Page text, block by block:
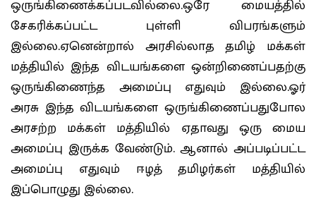
ஒருங்கிணைக்கப்படவில்லை.ஒரே மையத்தில்
சேகரிக்கப்பட்ட புள்ளி விபரங்களும்
இல்லை.ஏனென்றால் அரசில்லாத தமிழ் மக்கள்
மத்தியில் இந்த விடயங்களை ஒன்றிணைப்பதற்கு
ஒருங்கிணைந்த அமைப்பு எதுவும் இல்லை.ஓர்
அரசு இந்த விடயங்களை ஒருங்கிணைப்பதுபோல
அரசற்ற மக்கள் மத்தியில் ஏதாவது ஒரு மைய
அமைப்பு இருக்க வேண்டும். ஆனால் அப்படிப்பட்ட
அமைப்பு எதுவும் ஈழத் தமிழர்கள் மத்தியில்
இப்பொழுது இல்லை.